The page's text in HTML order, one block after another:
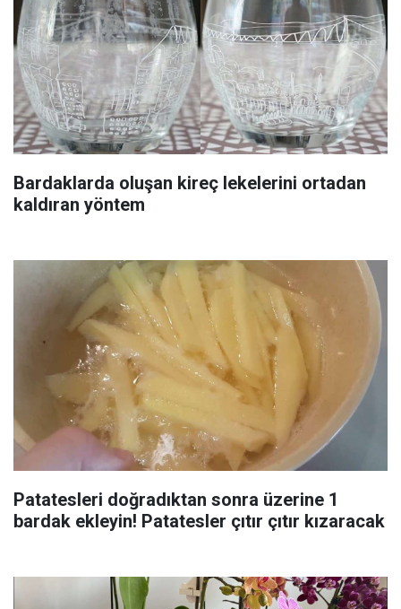
Bardaklarda oluşan kireç lekelerini ortadan
kaldıran yöntem
Patatesleri doğradıktan sonra üzerine 1
bardak ekleyin! Patatesler çıtır çıtır kızaracak